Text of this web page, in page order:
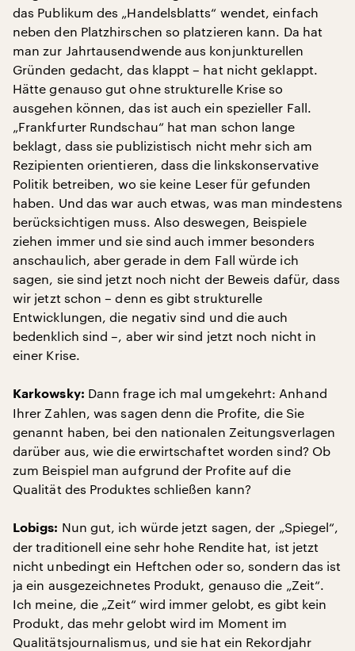
das Publikum des „Handelsblatts“ wendet, einfach
neben den Platzhirschen so platzieren kann. Da hat
man zur Jahrtausendwende aus konjunkturellen
Gründen gedacht, das klappt – hat nicht geklappt.
Hätte genauso gut ohne strukturelle Krise so
ausgehen können, das ist auch ein spezieller Fall.
„Frankfurter Rundschau“ hat man schon lange
beklagt, dass sie publizistisch nicht mehr sich am
Rezipienten orientieren, dass die linkskonservative
Politik betreiben, wo sie keine Leser für gefunden
haben. Und das war auch etwas, was man mindestens
berücksichtigen muss. Also deswegen, Beispiele
ziehen immer und sie sind auch immer besonders
anschaulich, aber gerade in dem Fall würde ich
sagen, sie sind jetzt noch nicht der Beweis dafür, dass
wir jetzt schon – denn es gibt strukturelle
Entwicklungen, die negativ sind und die auch
bedenklich sind –, aber wir sind jetzt noch nicht in
einer Krise.
Karkowsky: Dann frage ich mal umgekehrt: Anhand
Ihrer Zahlen, was sagen denn die Profite, die Sie
genannt haben, bei den nationalen Zeitungsverlagen
darüber aus, wie die erwirtschaftet worden sind? Ob
zum Beispiel man aufgrund der Profite auf die
Qualität des Produktes schließen kann?
Lobigs: Nun gut, ich würde jetzt sagen, der „Spiegel“,
der traditionell eine sehr hohe Rendite hat, ist jetzt
nicht unbedingt ein Heftchen oder so, sondern das ist
ja ein ausgezeichnetes Produkt, genauso die „Zeit“.
Ich meine, die „Zeit“ wird immer gelobt, es gibt kein
Produkt, das mehr gelobt wird im Moment im
Qualitätsjournalismus, und sie hat ein Rekordjahr